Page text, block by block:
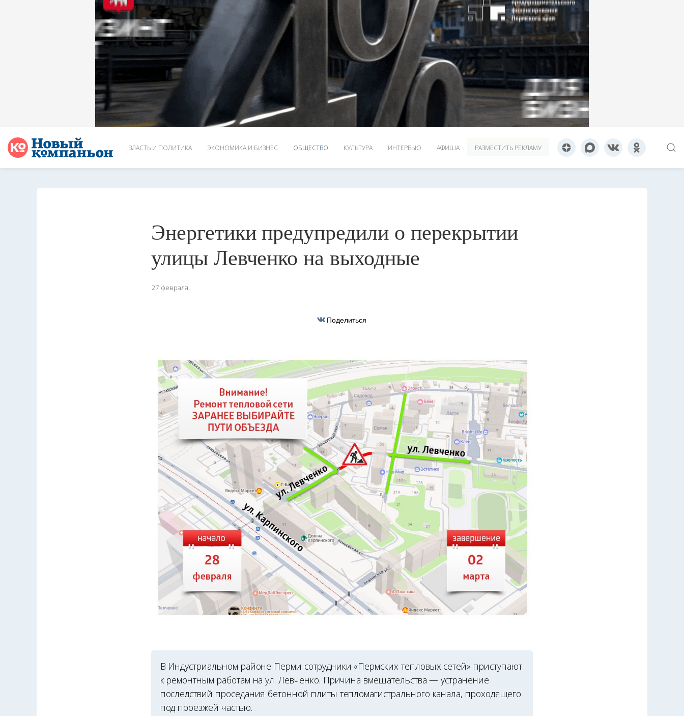
ВЛАСТЬ И ПОЛИТИКА ЭКОНОМИКА И БИЗНЕС ОБЩЕСТВО КУЛЬТУРА ИНТЕРВЬЮ АФИША РАЗМЕСТИТЬ РЕКЛАМУ
Энергетики предупредили о перекрытии
улицы Левченко на выходные
27 февраля
Поделиться
В Индустриальном районе Перми сотрудники «Пермских тепловых сетей» приступают
к ремонтным работам на ул. Левченко. Причина вмешательства — устранение
последствий проседания бетонной плиты тепломагистрального канала, проходящего
под проезжей частью.